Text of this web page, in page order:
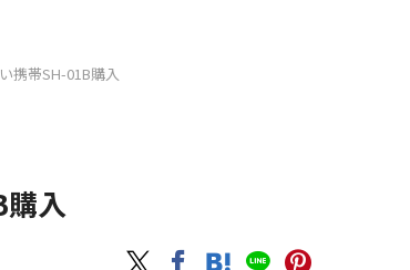
携帯SH-01B購入
入